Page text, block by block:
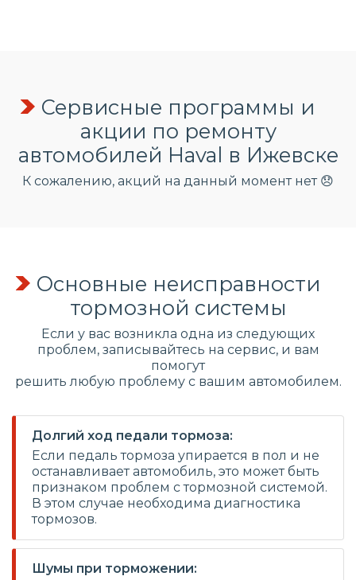
Сервисные программы и
акции по ремонту
автомобилей Haval в Ижевске
К сожалению, акций на данный момент нет 😞
Основные неисправности
тормозной системы
Если у вас возникла одна из следующих
проблем, записывайтесь на сервис, и вам
помогут
решить любую проблему с вашим автомобилем.
Долгий ход педали тормоза:
Если педаль тормоза упирается в пол и не
останавливает автомобиль, это может быть
признаком проблем с тормозной системой.
В этом случае необходима диагностика
тормозов.
Шумы при торможении: